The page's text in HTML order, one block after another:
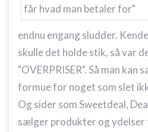
får hvad man betaler for"
endnu engang sludder.
skulle det holde stik, så var
"OVERPRISER". Så man kan
formue for noget som slet
Og sider som Sweetdeal,
sælger produkter og ydelser